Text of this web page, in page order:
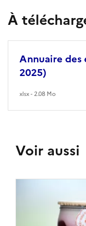
À
Annuaire
2025)
xlsx - 2.08 Mo
Voir aussi